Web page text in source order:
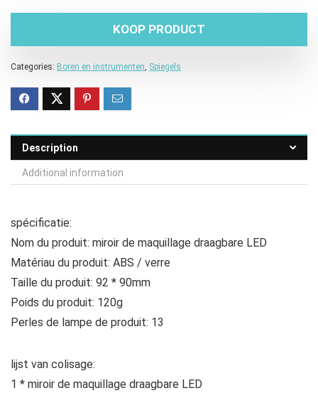
KOOP PRODUCT
Categories: Boren en instrumenten Spiegels
Description
Additional information
spécificatie:
Nom du produit: miroir de maquillage draagbare LED
Matériau du produit: ABS / verre
Taille du produit: 92 * 90mm
Poids du produit: 120g
Perles de lampe de produit: 13
lijst van colisage:
1 * miroir de maquillage draagbare LED